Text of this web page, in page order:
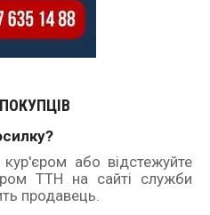
або відстежуйте
ТТН на сайті служби
продавець.